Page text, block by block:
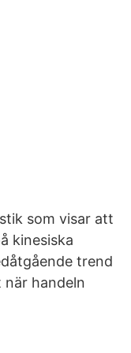
som visar att
kinesiska
trend
när handeln